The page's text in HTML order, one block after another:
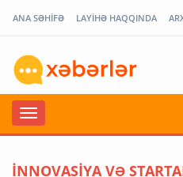
ANA SƏHİFƏ LAYİHƏ HAQQINDA
İNNOVASİYA VƏ